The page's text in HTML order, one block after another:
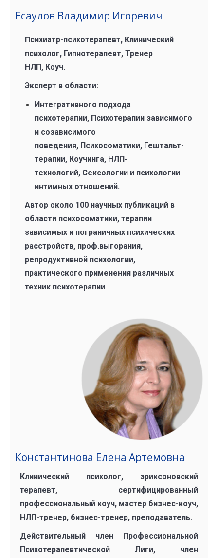
Есаулов Владимир Игоревич
Психиатр-психотерапевт, Клинический
психолог, Гипнотерапевт, Тренер
НЛП, Коуч.
Эксперт в области:
Интегративного подхода
психотерапии, Психотерапии зависимого
и созависимого
поведения, Психосоматики, Гештальт-
терапии, Коучинга, НЛП-
технологий, Сексологии и психологии
интимных отношений.
Автор около 100 научных публикаций в
области психосоматики, терапии
зависимых и пограничных психических
расстройств, проф.выгорания,
репродуктивной психологии,
практического применения различных
техник психотерапии.
Константинова Елена Артемовна
Клинический психолог, эриксоновский
терапевт, сертифицированный
профессиональный коуч, мастер бизнес-коуч,
НЛП-тренер, бизнес-тренер, преподаватель.
Действительный член Профессиональной
Психотерапевтической Лиги, член